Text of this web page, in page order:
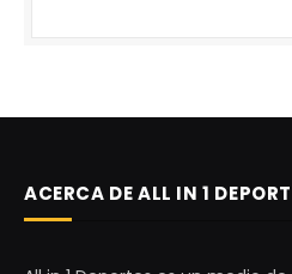
ACERCA DE ALL IN 1